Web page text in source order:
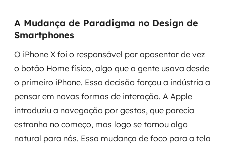
A Mudança de Paradigma no Design de
Smartphones
O iPhone X foi o responsável por aposentar de vez
o botão Home físico, algo que a gente usava desde
o primeiro iPhone. Essa decisão forçou a indústria a
pensar em novas formas de interação. A Apple
introduziu a navegação por gestos, que parecia
estranha no começo, mas logo se tornou algo
natural para nós. Essa mudança de foco para a tela